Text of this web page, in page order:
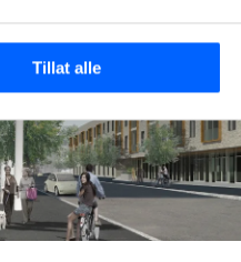
Tillat alle